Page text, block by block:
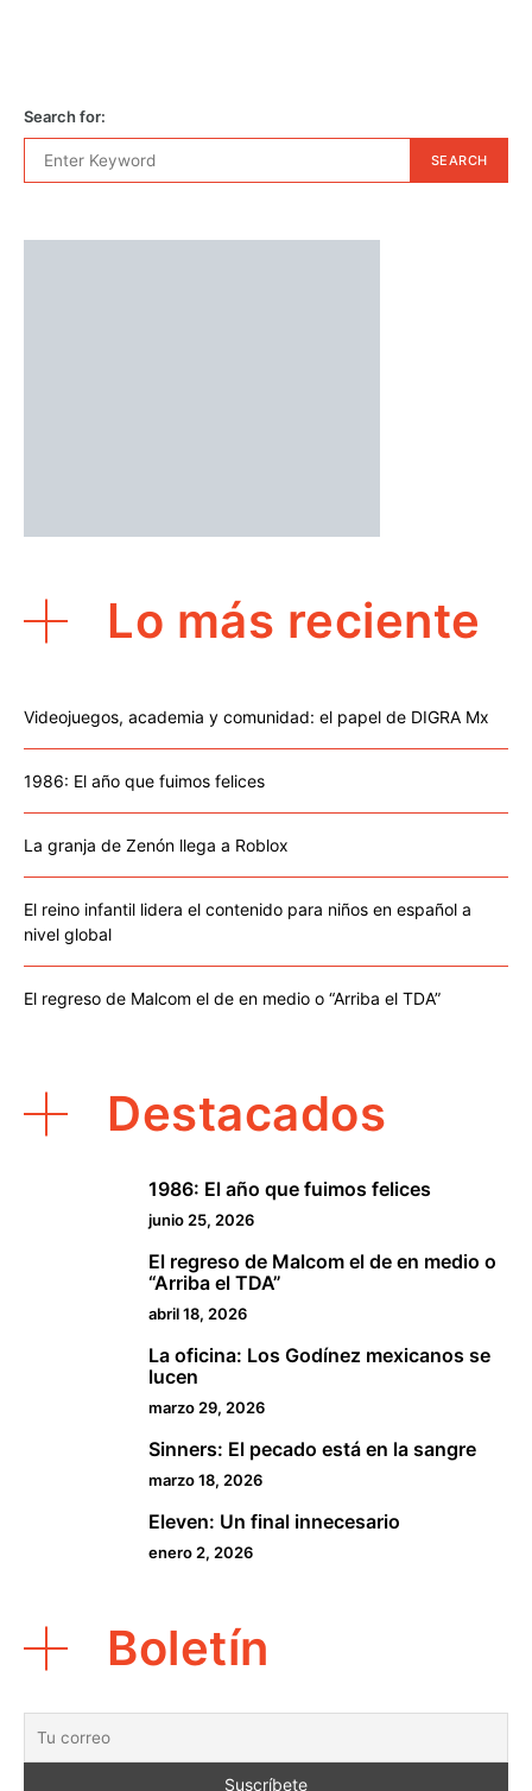
Search for:
SEARCH
Lo más reciente
Videojuegos, academia y comunidad: el papel de DIGRA Mx
1986: El año que fuimos felices
La granja de Zenón llega a Roblox
El reino infantil lidera el contenido para niños en español a
nivel global
El regreso de Malcom el de en medio o “Arriba el TDA”
Destacados
1986: El año que fuimos felices
junio 25, 2026
El regreso de Malcom el de en medio o
“Arriba el TDA”
abril 18, 2026
La oficina: Los Godínez mexicanos se
lucen
marzo 29, 2026
Sinners: El pecado está en la sangre
marzo 18, 2026
Eleven: Un final innecesario
enero 2, 2026
Boletín